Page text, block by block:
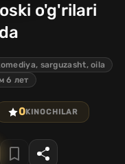
o'g'rilari
sarguzasht, oila
6 лет
0KINOCHILAR